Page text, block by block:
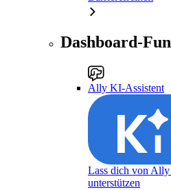
Dashboard-
Ally KI-Assistent
Lass dich von Ally
unterstützen